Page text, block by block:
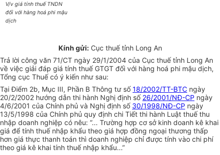
V/v giá tính thuế TNDN
đối với hàng hoá phi mậu
dịch
Kính gửi:Cục thuế tỉnh Long An
Trả lời công văn 71/CT ngày 29/1/2004 của Cục thuế tỉnh Long An
về việc giải đáp giá tính thuế GTGT đối với hàng hoá phi mậu dịch,
Tổng cục Thuế có ý kiến như sau:
Tại Điểm 2b, Mục III, Phần B Thông tư số18/2002/TT-BTC ngày
20/2/2002 hướng dẫn thi hành Nghị định số 26/2001/NĐ-CP ngày
4/6/2001 của Chính phủ và Nghị định số 30/1998/NĐ-CP ngày
13/5/1998 của Chính phủ quy định chi Tiết thi hành Luật thuế thu
nhập doanh nghiệp có nêu: “... Trường hợp cơ sở kinh doanh kê khai
giá để tính thuế nhập khẩu theo giá hợp đồng ngoại thương thấp
hơn giá thực thanh toán thì doanh nghiệp chỉ được tính vào chi phí
theo giá kê khai tính thuế nhập khẩu...”